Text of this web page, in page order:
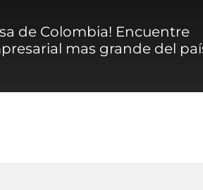
de Colombia! Encuentre
mas grande del